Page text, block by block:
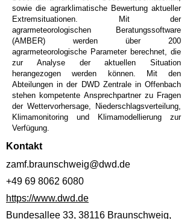
sowie die agrarklimatische Bewertung aktueller
Extremsituationen. Mit der
agrarmeteorologischen Beratungssoftware
(AMBER) werden über 200
agrarmeteorologische Parameter berechnet, die
zur Analyse der aktuellen Situation
herangezogen werden können. Mit den
Abteilungen in der DWD Zentrale in Offenbach
stehen kompetente Ansprechpartner zu Fragen
der Wettervorhersage, Niederschlagsverteilung,
Klimamonitoring und Klimamodellierung zur
Verfügung.
Kontakt
zamf.braunschweig@dwd.de
+49 69 8062 6080
https://www.dwd.de
Bundesallee 33, 38116 Braunschweig,